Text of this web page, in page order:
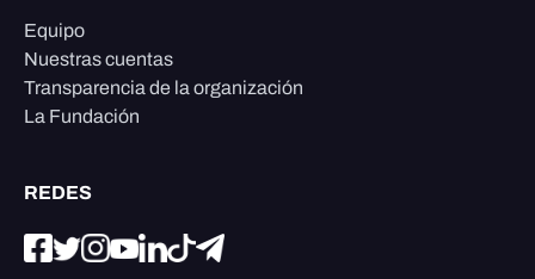
Equipo
Nuestras cuentas
Transparencia de la organización
La Fundación
REDES